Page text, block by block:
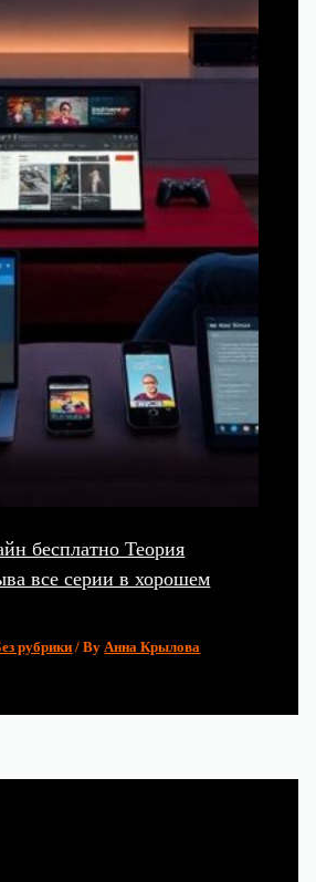
бесплатно Теория
все серии в хорошем
рубрики / ByАнна Крылова